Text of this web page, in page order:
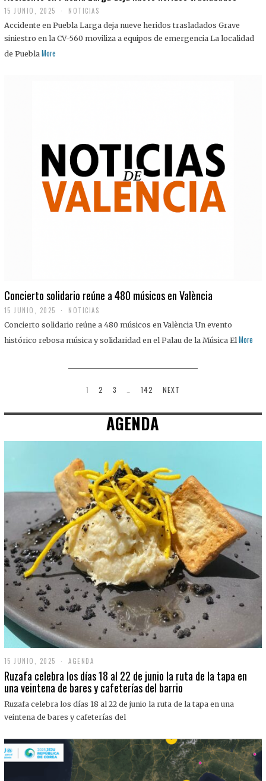
15 JUNIO, 2025 NOTICIAS
Accidente en Puebla Larga deja nueve heridos trasladados Grave
siniestro en la CV-560 moviliza a equipos de emergencia La localidad
de Puebla More
Concierto solidario reúne a 480 músicos en València
15 JUNIO, 2025 NOTICIAS
Concierto solidario reúne a 480 músicos en València Un evento
histórico rebosa música y solidaridad en el Palau de la Música El More
1 2 3 142 NEXT
AGENDA
15 JUNIO, 2025
J
U
I
O
0
2
5
AGENDA
Ruzafa celebra los días 18 al 22 de junio la ruta de la tapa en
una veintena de bares y cafeterías del barrio
Ruzafa celebra los días 18 al 22 de junio la ruta de la tapa en una
veintena de bares y cafeterías del